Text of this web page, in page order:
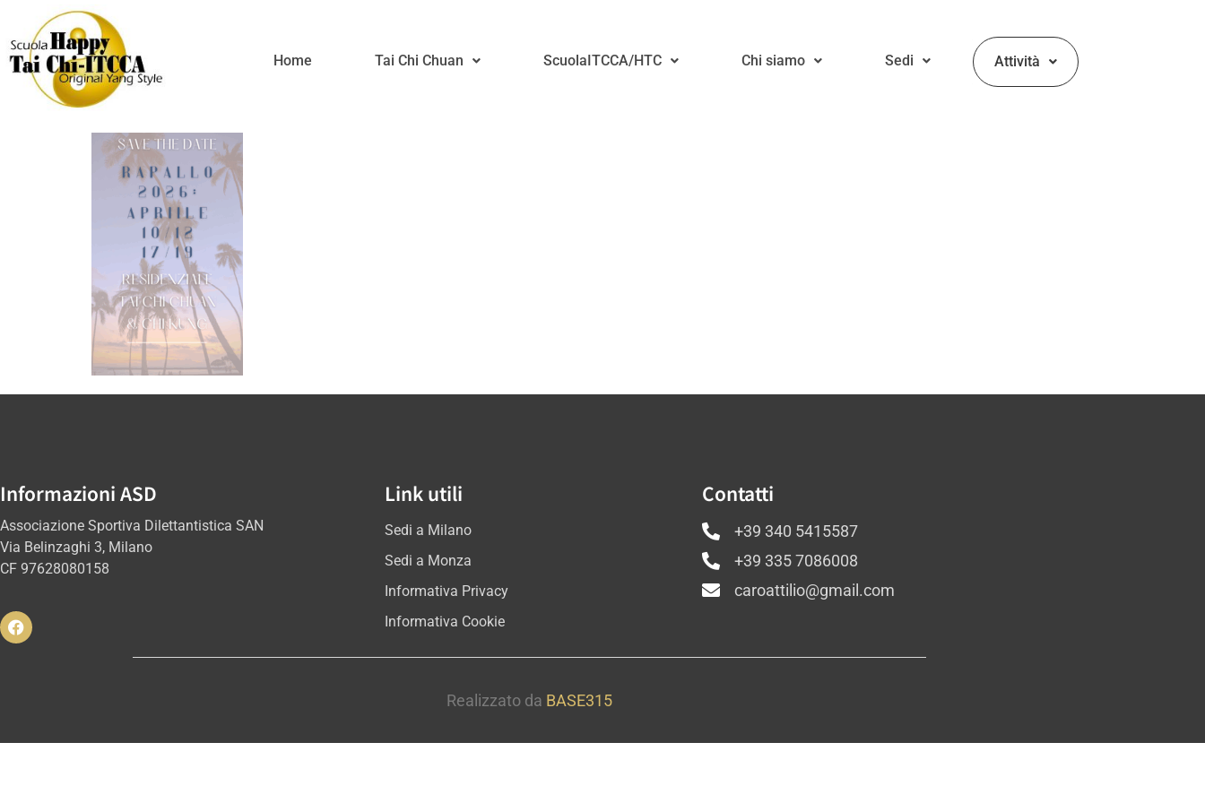
Home Tai Chi Chuan ScuolaITCCA/HTC Chi siamo Sedi Attività
SAVE THE DATE Per Sito
Informazioni ASD
Associazione Sportiva Dilettantistica SAN
Via Belinzaghi 3, Milano
CF 97628080158
Link utili
Sedi a Milano
Sedi a Monza
Informativa Privacy
Informativa Cookie
Contatti
+39 340 5415587
+39 335 7086008
caroattilio@gmail.com
Realizzato da BASE315